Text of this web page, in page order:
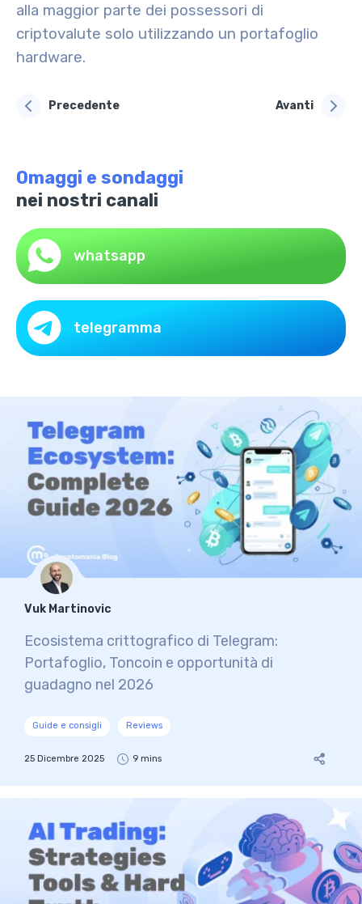
alla maggior parte dei possessori di
criptovalute solo utilizzando un portafoglio
hardware.
Precedente Avanti
Omaggi e sondaggi
nei nostri canali
whatsapp
telegramma
Vuk Martinovic
Ecosistema crittografico di Telegram:
Portafoglio, Toncoin e opportunità di
guadagno nel 2026
Guide e consigli Reviews
25 Dicembre 2025 9 mins